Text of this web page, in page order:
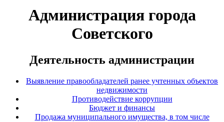
Администрация города
Советского
Деятельность администрации
Выявление правообладателей ранее учтенных объектов
недвижимости
Противодействие коррупции
Бюджет и финансы
Продажа муниципального имущества, в том числе